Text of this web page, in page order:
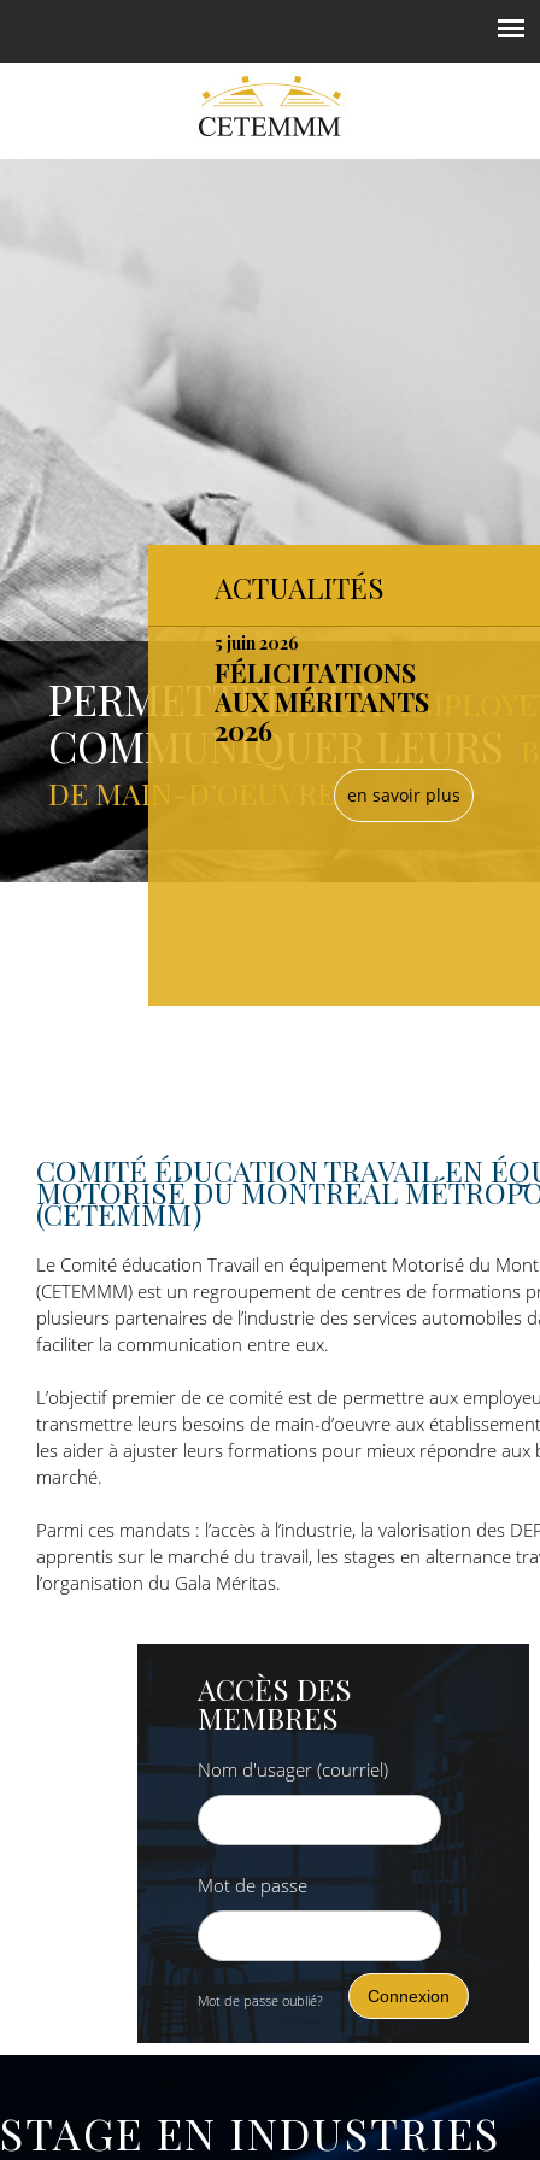
PERMETTRE AUX
COMMUNIQUER LEURS
DE MAIN-D’OEUVRE
ACTUALITÉS
5 juin 2026
FÉLICITATIONS
AUX MÉRITANTS
2026
en savoir plus
COMITÉ ÉDUCATION TRAVAIL EN
MOTORISÉ DU MONTRÉAL
(CETEMMM)
Le Comité éducation Travail en équipement Motorisé du
(CETEMMM) est un regroupement de centres de formations
plusieurs partenaires de l’industrie des services automobiles
faciliter la communication entre eux.
L’objectif premier de ce comité est de permettre aux
transmettre leurs besoins de main-d’oeuvre aux
les aider à ajuster leurs formations pour mieux répondre aux
marché.
Parmi ces mandats : l’accès à l’industrie, la valorisation des
apprentis sur le marché du travail, les stages en alternance
l’organisation du Gala Méritas.
ACCÈS DES
MEMBRES
Nom d'usager (courriel)
Mot de passe
Mot de passe oublié?
STAGE EN INDUSTRIES